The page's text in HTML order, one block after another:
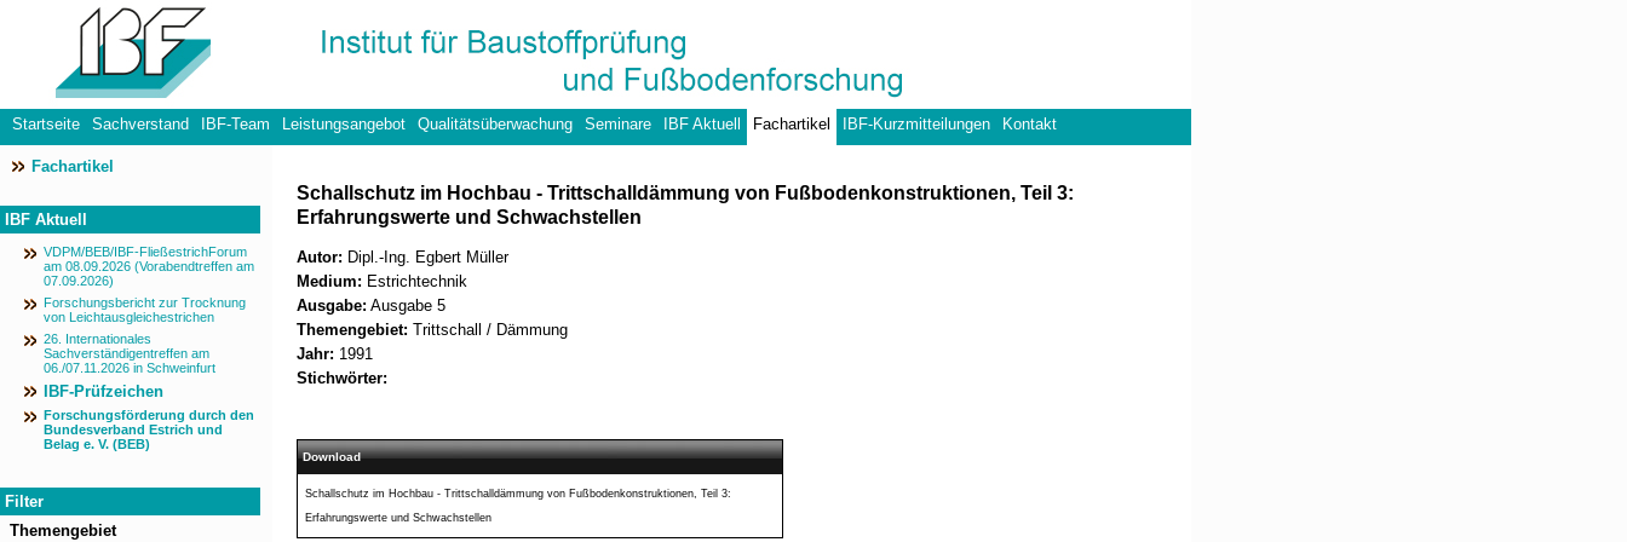
Startseite Sachverstand IBF-Team Leistungsangebot Qualitätsüberwachung Seminare IBF Aktuell Fachartikel IBF-Kurzmitteilungen Kontakt
Datenschutzerklärung
Fachartikel
IBF Aktuell
VDPM/BEB/IBF-FließestrichForum
am 08.09.2026 (Vorabendtreffen am
07.09.2026)
Forschungsbericht zur Trocknung
von Leichtausgleichestrichen
26. Internationales
Sachverständigentreffen am
06./07.11.2026 in Schweinfurt
IBF-Prüfzeichen
Forschungsförderung durch den
Bundesverband Estrich und
Belag e. V. (BEB)
Filter
Themengebiet
Schallschutz im Hochbau - Trittschalldämmung von Fußbodenkonstruktionen, Teil 3:
Erfahrungswerte und Schwachstellen
Autor: Dipl.-Ing. Egbert Müller
Medium: Estrichtechnik
Ausgabe: Ausgabe 5
Themengebiet: Trittschall / Dämmung
Jahr: 1991
Stichwörter:
Download
Schallschutz im Hochbau - Trittschalldämmung von Fußbodenkonstruktionen, Teil 3:
Erfahrungswerte und Schwachstellen